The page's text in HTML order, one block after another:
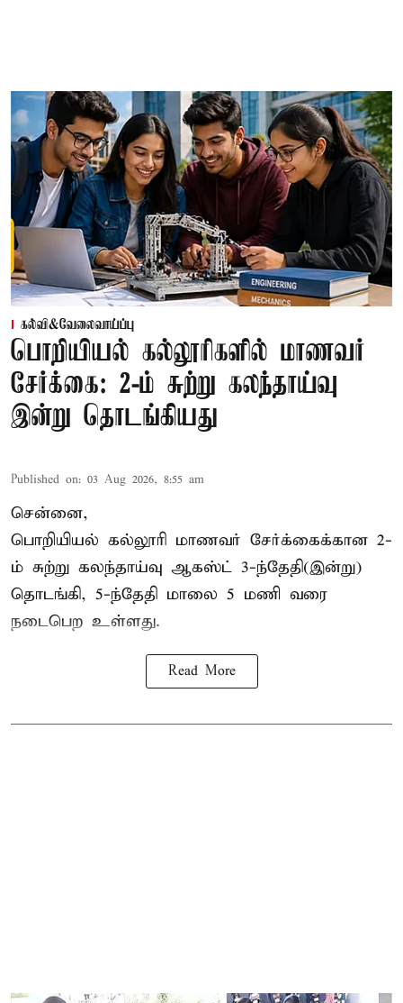
கல்வி&வேலைவாய்ப்பு
பொறியியல் கல்லூரிகளில் மாணவர்
சேர்க்கை: 2-ம் சுற்று கலந்தாய்வு
இன்று தொடங்கியது
Published on: 03 Aug 2026, 8:55 am
சென்னை,
பொறியியல் கல்லூரி மாணவர் சேர்க்கைக்கான 2-
ம் சுற்று கலந்தாய்வு ஆகஸ்ட் 3-ந்தேதி(இன்று)
தொடங்கி, 5-ந்தேதி மாலை 5 மணி வரை
நடைபெற உள்ளது.
Read More